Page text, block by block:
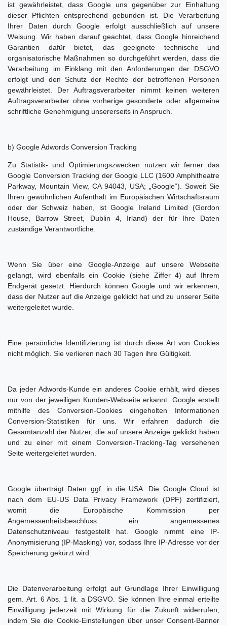
ist gewährleistet, dass Google uns gegenüber zur Einhaltung
dieser Pflichten entsprechend gebunden ist. Die Verarbeitung
Ihrer Daten durch Google erfolgt ausschließlich auf unsere
Weisung. Wir haben darauf geachtet, dass Google hinreichend
Garantien dafür bietet, das geeignete technische und
organisatorische Maßnahmen so durchgeführt werden, dass die
Verarbeitung im Einklang mit den Anforderungen der DSGVO
erfolgt und den Schutz der Rechte der betroffenen Personen
gewährleistet. Der Auftragsverarbeiter nimmt keinen weiteren
Auftragsverarbeiter ohne vorherige gesonderte oder allgemeine
schriftliche Genehmigung unsererseits in Anspruch.
b) Google Adwords Conversion Tracking
Zu Statistik- und Optimierungszwecken nutzen wir ferner das
Google Conversion Tracking der Google LLC (1600 Amphitheatre
Parkway, Mountain View, CA 94043, USA; „Google“). Soweit Sie
Ihren gewöhnlichen Aufenthalt im Europäischen Wirtschaftsraum
oder der Schweiz haben, ist Google Ireland Limited (Gordon
House, Barrow Street, Dublin 4, Irland) der für Ihre Daten
zuständige Verantwortliche.
Wenn Sie über eine Google-Anzeige auf unsere Webseite
gelangt, wird ebenfalls ein Cookie (siehe Ziffer 4) auf Ihrem
Endgerät gesetzt. Hierdurch können Google und wir erkennen,
dass der Nutzer auf die Anzeige geklickt hat und zu unserer Seite
weitergeleitet wurde.
Eine persönliche Identifizierung ist durch diese Art von Cookies
nicht möglich. Sie verlieren nach 30 Tagen ihre Gültigkeit.
Da jeder Adwords-Kunde ein anderes Cookie erhält, wird dieses
nur von der jeweiligen Kunden-Webseite erkannt. Google erstellt
mithilfe des Conversion-Cookies eingeholten Informationen
Conversion-Statistiken für uns. Wir erfahren dadurch die
Gesamtanzahl der Nutzer, die auf unsere Anzeige geklickt haben
und zu einer mit einem Conversion-Tracking-Tag versehenen
Seite weitergeleitet wurden.
Google überträgt Daten ggf. in die USA. Die Google Cloud ist
nach dem EU-US Data Privacy Framework (DPF) zertifiziert,
womit die Europäische Kommission per
Angemessenheitsbeschluss ein angemessenes
Datenschutzniveau festgestellt hat. Google nimmt eine IP-
Anonymisierung (IP-Masking) vor, sodass Ihre IP-Adresse vor der
Speicherung gekürzt wird.
Die Datenverarbeitung erfolgt auf Grundlage Ihrer Einwilligung
gem. Art. 6 Abs. 1 lit. a DSGVO. Sie können Ihre einmal erteilte
Einwilligung jederzeit mit Wirkung für die Zukunft widerrufen,
indem Sie die Cookie-Einstellungen über unser Consent-Banner